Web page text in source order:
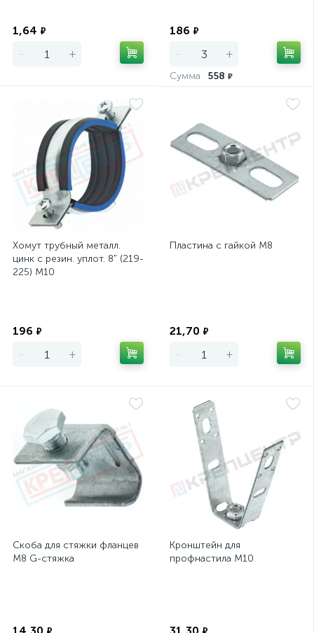
1,64 ₽
- +
186 ₽
- +
Сумма 558 ₽
Хомут трубный металл.
цинк с резин. уплот. 8" (219-
225) М10
196 ₽
- +
Пластина с гайкой М8
21,70 ₽
- +
Скоба для стяжки фланцев
М8 G-стяжка
Кронштейн для
профнастила М10